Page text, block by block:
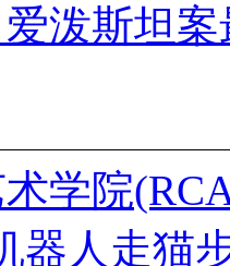
泼斯坦
学院
器人走猫